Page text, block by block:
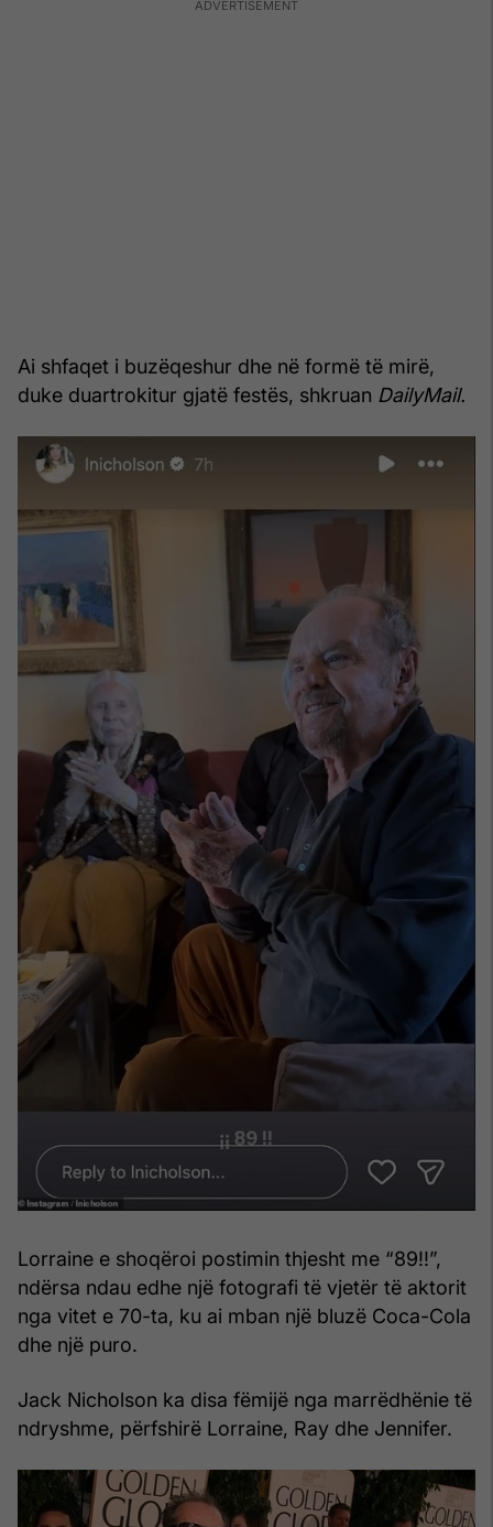
Ai shfaqet i buzëqeshur dhe në formë të mirë,
duke duartrokitur gjatë festës, shkruan DailyMail.
Lorraine e shoqëroi postimin thjesht me “89!!”,
ndërsa ndau edhe një fotografi të vjetër të aktorit
nga vitet e 70-ta, ku ai mban një bluzë Coca-Cola
dhe një puro.
Jack Nicholson ka disa fëmijë nga marrëdhënie të
ndryshme, përfshirë Lorraine, Ray dhe Jennifer.